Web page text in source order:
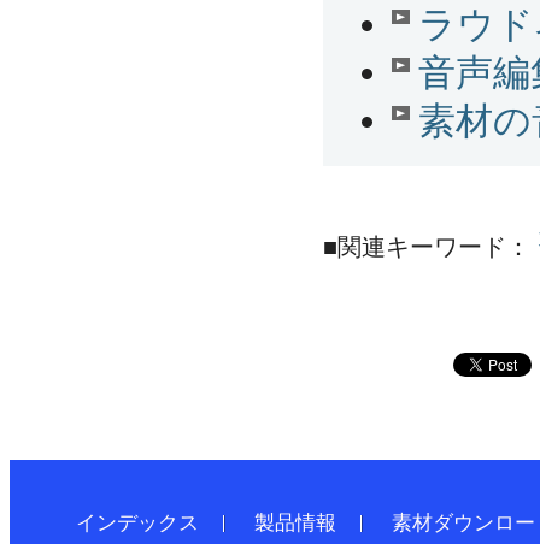
ラウ
音声
素材
■関連キーワード：
インデックス 製品情報 素材ダウンロー